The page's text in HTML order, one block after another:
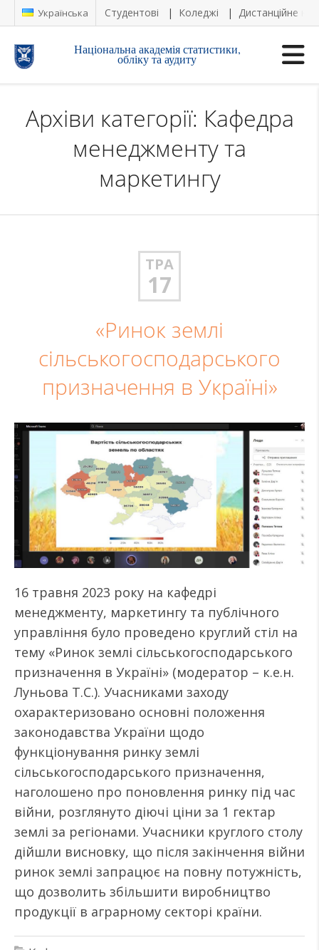
Українська Студентові Коледжі Дистанційне
Національна академія статистики,
обліку та аудиту
Архіви категорії: Кафедра
менеджменту та
маркетингу
ТРА
17
«Ринок землі
сільськогосподарського
призначення в Україні»
16 травня 2023 року на кафедрі
менеджменту, маркетингу та публічного
управління було проведено круглий стіл на
тему «Ринок землі сільськогосподарського
призначення в Україні» (модератор – к.е.н.
Луньова Т.С.). Учасниками заходу
охарактеризовано основні положення
законодавства України щодо
функціонування ринку землі
сільськогосподарського призначення,
наголошено про поновлення ринку під час
війни, розглянуто діючі ціни за 1 гектар
землі за регіонами. Учасники круглого столу
дійшли висновку, що після закінчення війни
ринок землі запрацює на повну потужність,
що дозволить збільшити виробництво
продукції в аграрному секторі країни.